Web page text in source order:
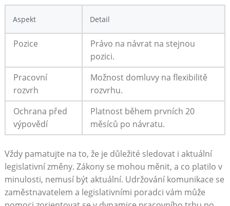
Aspekt Detail
Pozice
Právo na návrat ⁤na ‍stejnou
pozici.
Pracovní
rozvrh
Možnost domluvy⁣ na‌ flexibilitě
rozvrhu.
Ochrana před
výpovědí
Platnost během prvních 20
měsíců po návratu.
Vždy pamatujte na to, že je důležité sledovat i aktuální
legislativní změny. Zákony se‍ mohou měnit, a co⁣ platilo ​v
minulosti, nemusí být aktuální. ⁣Udržování komunikace se
zaměstnavatelem a‍ legislativními poradci vám může